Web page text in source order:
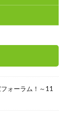
ォーラム！～11